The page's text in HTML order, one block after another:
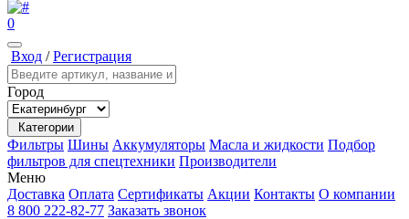
0
Вход /Регистрация
Город
Категории
Фильтры Шины Аккумуляторы Масла и жидкости Подбор
фильтров для спецтехники Производители
Меню
Доставка Оплата Сертификаты Акции Контакты О компании
8 800 222-82-77 Заказать звонок